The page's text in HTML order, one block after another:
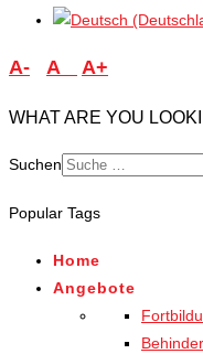
A- A A+
WHAT ARE YOU
Suchen
Popular Tags
Home
Angebote